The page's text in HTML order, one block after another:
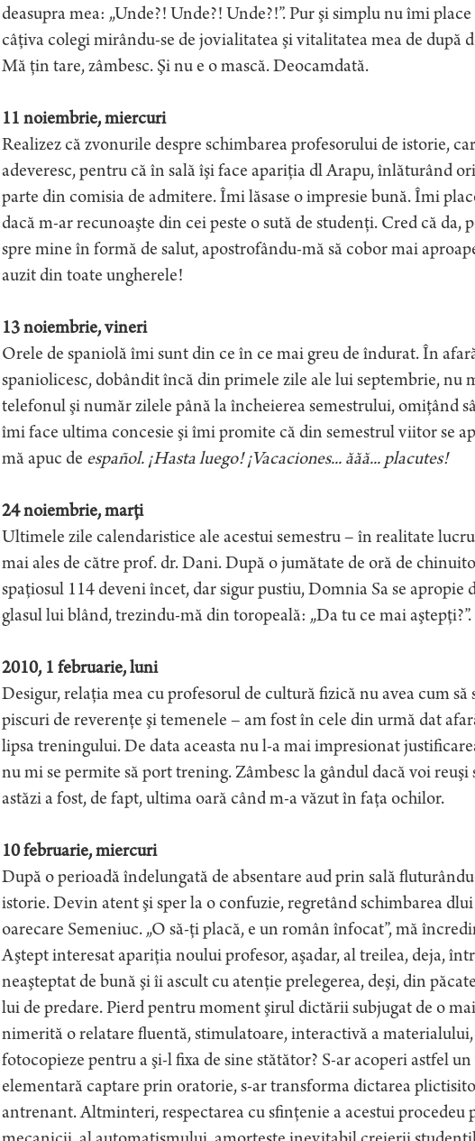
deasupra mea: „Unde?! Unde?! Unde?!”. Pur şi simplu nu îmi
câţiva colegi mirându-se de jovialitatea şi vitalitatea mea de după
Mă ţin tare, zâmbesc. Şi nu e o mască. Deocamdată.
11 noiembrie, miercuri
Realizez că zvonurile despre schimbarea profesorului de istorie,
adeveresc, pentru că în sală îşi face apariţia dl Arapu, înlăturând
parte din comisia de admitere. Îmi lăsase o impresie bună. Îmi
dacă m-ar recunoaşte din cei peste o sută de studenţi. Cred că
spre mine în formă de salut, apostrofându-mă să cobor mai
auzit din toate ungherele!
13 noiembrie, vineri
Orele de spaniolă îmi sunt din ce în ce mai greu de îndurat. În
spaniolicesc, dobândit încă din primele zile ale lui septembrie, nu
telefonul şi număr zilele până la încheierea semestrului, omiţând
îmi face ultima concesie şi îmi promite că din semestrul viitor se
mă apuc de español. ¡Hasta luego! ¡Vacaciones... ăăă... placutes!
24 noiembrie, marţi
Ultimele zile calendaristice ale acestui semestru – în realitate
mai ales de către prof. dr. Dani. După o jumătate de oră de
spaţiosul 114 deveni încet, dar sigur pustiu, Domnia Sa se
glasul lui blând, trezindu-mă din toropeală: „Da tu ce mai aştepţi?”.
2010, 1 februarie, luni
Desigur, relaţia mea cu profesorul de cultură fizică nu avea cum
piscuri de reverenţe şi temenele – am fost în cele din urmă dat
lipsa treningului. De data aceasta nu l-a mai impresionat
nu mi se permite să port trening. Zâmbesc la gândul dacă voi
astăzi a fost, de fapt, ultima oară când m-a văzut în faţa ochilor.
10 februarie, miercuri
După o perioadă îndelungată de absentare aud prin sală
istorie. Devin atent şi sper la o confuzie, regretând schimbarea
oarecare Semeniuc. „O să-ţi placă, e un român înfocat”, mă
Aştept interesat apariţia noului profesor, aşadar, al treilea, deja,
neaşteptat de bună şi îi ascult cu atenţie prelegerea, deşi, din
lui de predare. Pierd pentru moment şirul dictării subjugat de o
nimerită o relatare fluentă, stimulatoare, interactivă a
fotocopieze pentru a şi-l fixa de sine stătător? S-ar acoperi astfel
elementară captare prin oratorie, s-ar transforma dictarea
antrenant. Altminteri, respectarea cu sfinţenie a acestui procedeu